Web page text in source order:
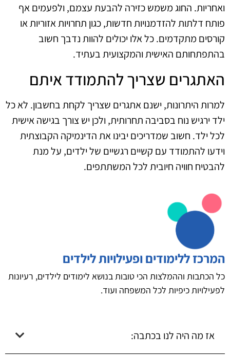
ואחריות. החוג משמש כזירה להבעת עצמם, ולפעמים אף
פותח דלתות להזדמנויות חדשות, כגון תחרויות אזוריות או
קורסים מתקדמים. כל אלו יכולים להוות נדבך חשוב
בהתפתחותם האישית והמקצועית בעתיד.
האתגרים שצריך להתמודד איתם
למרות היתרונות, ישנם אתגרים שצריך לקחת בחשבון. לא כל
ילד ירגיש נוח בסביבה תחרותית, ולכן יש צורך בגישה אישית
לכל ילד. חשוב שמדריכים יבינו את הדינמיקה הקבוצתית
וידעו להתמודד עם קשיים רגשיים של ילדים, על מנת
להבטיח חוויה חיובית לכל המשתתפים.
המרכז ללימודים ופעילויות לילדים
כל הכתבות וההמלצות הכי טובות בנושא לימודים לילדים, רעיונות
לפעילויות כיפיות לכל המשפחה ועוד.
אז מה היה לנו בכתבה: